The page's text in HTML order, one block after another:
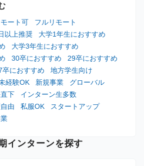
ート可
フルリモート
以上推奨
大学1年生におすすめ
大学3年生におすすめ
30卒におすすめ
29卒におすすめ
卒におすすめ
地方学生向け
経験OK 新規事業
グローバル
下
インターン生多数
由 私服OK
スタートアップ
業
インターンを探す